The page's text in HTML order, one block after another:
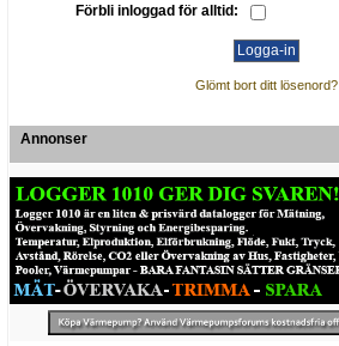
Förbli inloggad för alltid:
Glömt bort ditt lösenord?
Annonser